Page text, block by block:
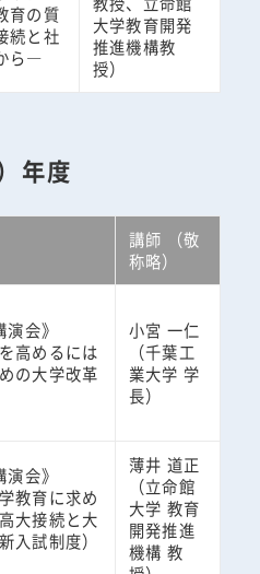
育の質
続と社
ら―
大学教育開発
推進機構教
授）
年度
講師 （敬
称略）
会》
高めるには
の大学改革
小宮 一仁
（千葉工
業大学 学
長）
会》
教育に求め
大接続と大
入試制度）
薄井 道正
（立命館
大学 教育
開発推進
機構 教